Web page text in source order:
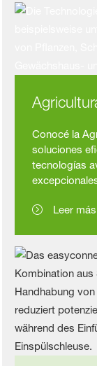
Conocé la
soluciones
tecnologías
Leer más